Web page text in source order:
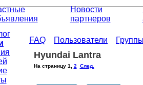
Новости
партнеров
FAQ Пользователи
Hyundai Lantra
На страницу 1 2 След.